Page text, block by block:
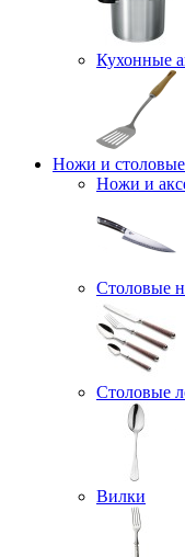
Кухонные
Ножи и
Ножи и
Столовые
Столовые
Вилки